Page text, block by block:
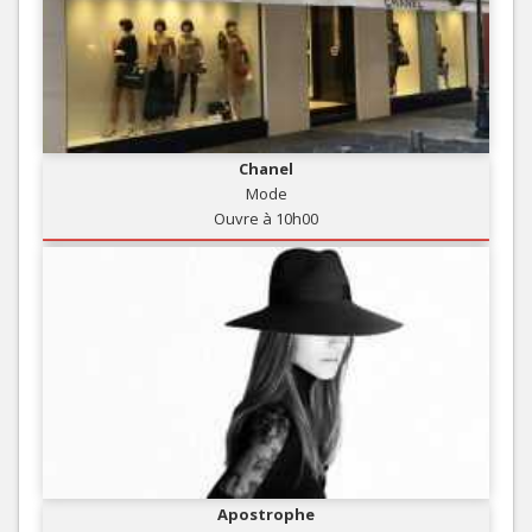
Chanel
Mode
Ouvre à 10h00
Apostrophe